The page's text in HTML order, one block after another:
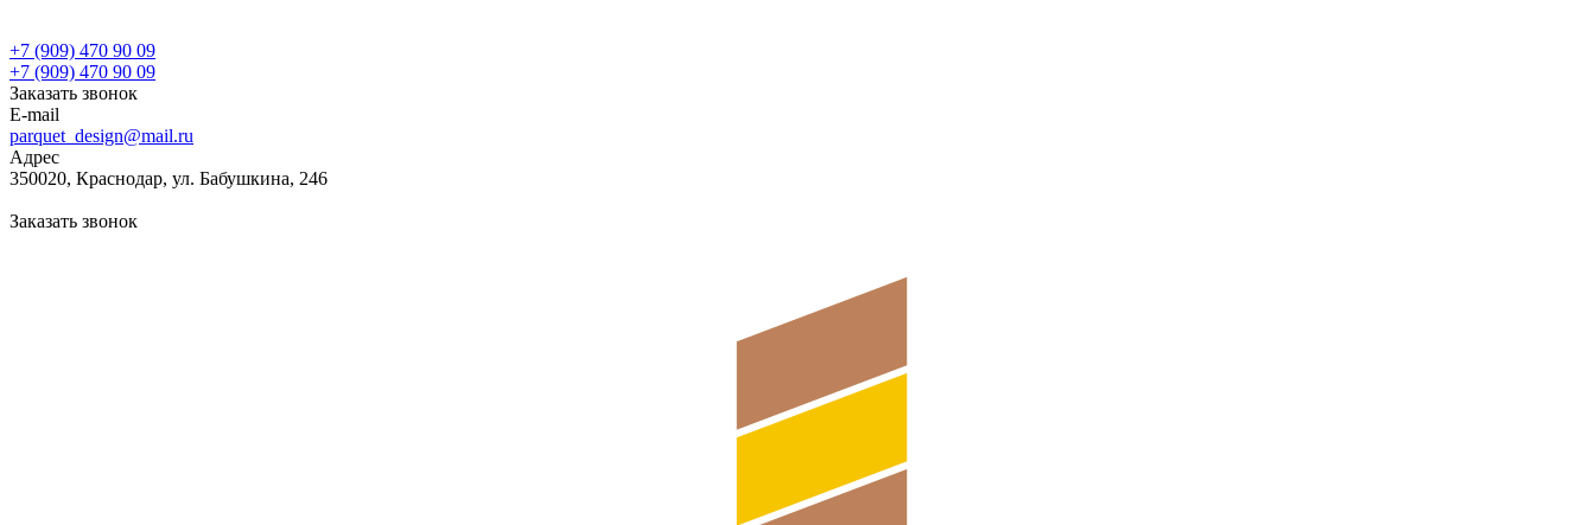
+7 (909) 470 90 09
+7 (909) 470 90 09
Заказать звонок
E-mail
parquet_design@mail.ru
Адрес
350020, Краснодар, ул. Бабушкина, 246
Заказать звонок